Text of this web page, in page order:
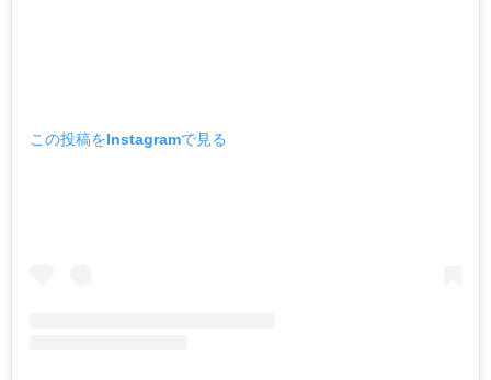
この投稿をInstagramで見る